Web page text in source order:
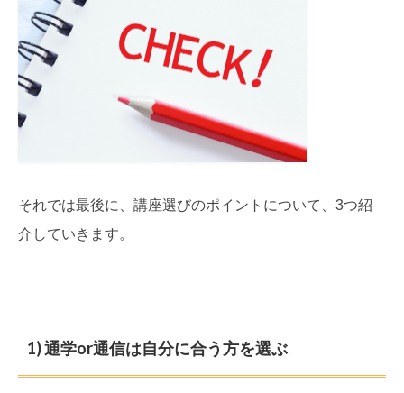
それでは最後に、講座選びのポイントについて、3つ紹
介していきます。
1) 通学or通信は自分に合う方を選ぶ